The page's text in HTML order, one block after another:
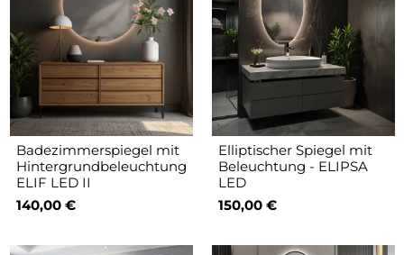
Badezimmerspiegel mit
Hintergrundbeleuchtung
ELIF LED II
140,00 €
Elliptischer Spiegel mit
Beleuchtung - ELIPSA
LED
150,00 €